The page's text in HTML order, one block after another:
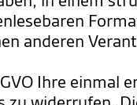
anderen
Ihre einmal